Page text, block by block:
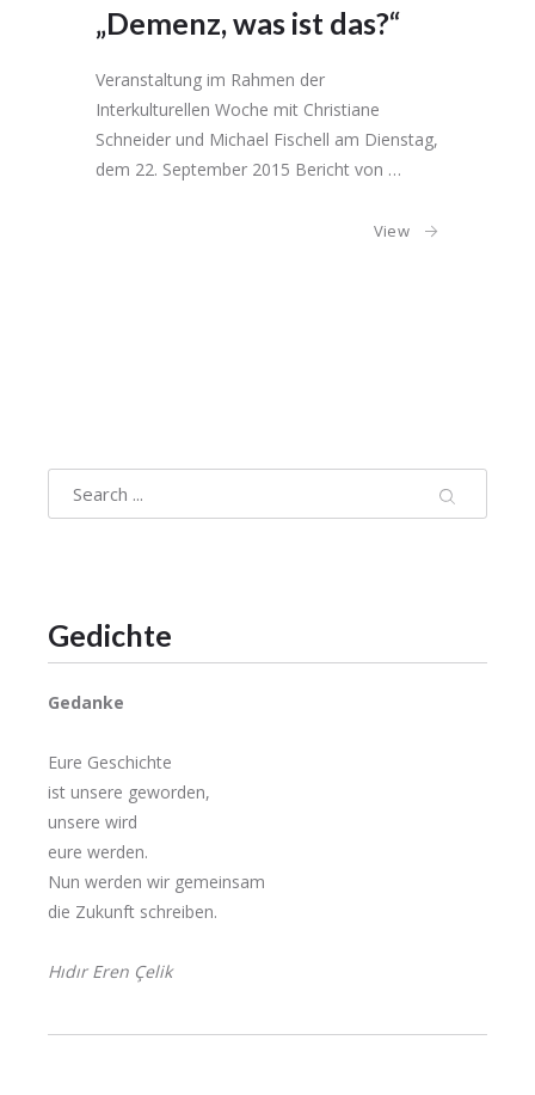
„Demenz, was ist das?“
Veranstaltung im Rahmen der
Interkulturellen Woche mit Christiane
Schneider und Michael Fischell am Dienstag,
dem 22. September 2015 Bericht von …
View
Gedichte
Gedanke
Eure Geschichte
ist unsere geworden,
unsere wird
eure werden.
Nun werden wir gemeinsam
die Zukunft schreiben.
Hıdır Eren Çelik